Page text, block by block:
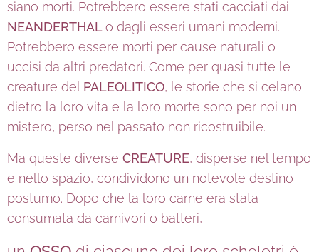
siano morti. Potrebbero essere stati cacciati dai
NEANDERTHAL o dagli esseri umani moderni.
Potrebbero essere morti per cause naturali o
uccisi da altri predatori. Come per quasi tutte le
creature del PALEOLITICO, le storie che si celano
dietro la loro vita e la loro morte sono per noi un
mistero, perso nel passato non ricostruibile.
Ma queste diverse CREATURE, disperse nel tempo
e nello spazio, condividono un notevole destino
postumo. Dopo che la loro carne era stata
consumata da carnivori o batteri,